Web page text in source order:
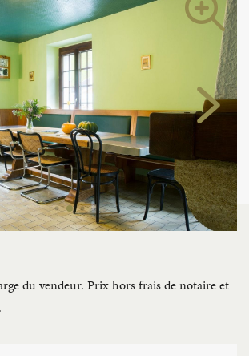
du vendeur. Prix hors frais de notaire et